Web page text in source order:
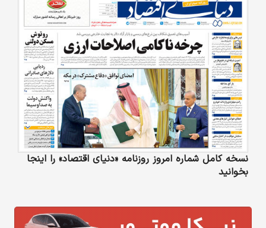
نسخه کامل شماره امروز روزنامه «دنیای‌ اقتصاد» را اینجا
بخوانید